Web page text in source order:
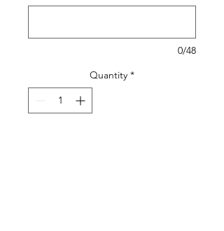
0/48
Quantity *